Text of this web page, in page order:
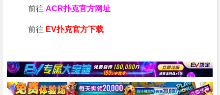
前往ACR扑克官方网址
前往 EV扑克官方下载